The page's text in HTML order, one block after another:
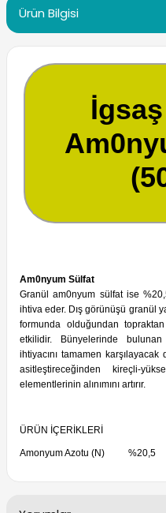
Ürün Bilgisi
Am0nyum Sülfat
Granül am0nyum sülfat ise
ihtiva eder. Dış görünüşü granül
formunda olduğundan
etkilidir. Bünyelerinde
ihtiyacını tamamen
asitleştireceğinden kireçli-
elementlerinin alınımını artırır.
ÜRÜN İÇERİKLERİ
Amonyum Azotu (N) %20,5